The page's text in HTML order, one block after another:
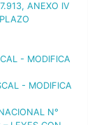
ANEXO IV
- MODIFICA
- MODIFICA
N°